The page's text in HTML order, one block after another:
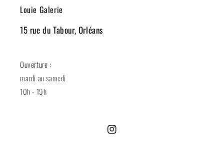
Louie Galerie
15 rue du Tabour, Orléans
Ouverture :
mardi au samedi
10h - 19h
Instagram